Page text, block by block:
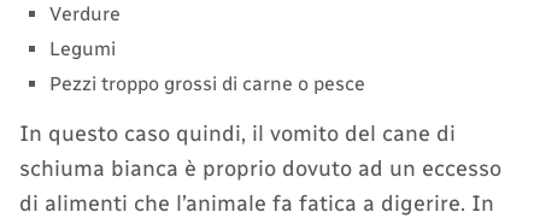
Verdure
Legumi
Pezzi troppo grossi di carne o pesce
In questo caso quindi, il vomito del cane di
schiuma bianca è proprio dovuto ad un eccesso
di alimenti che l’animale fa fatica a digerire. In